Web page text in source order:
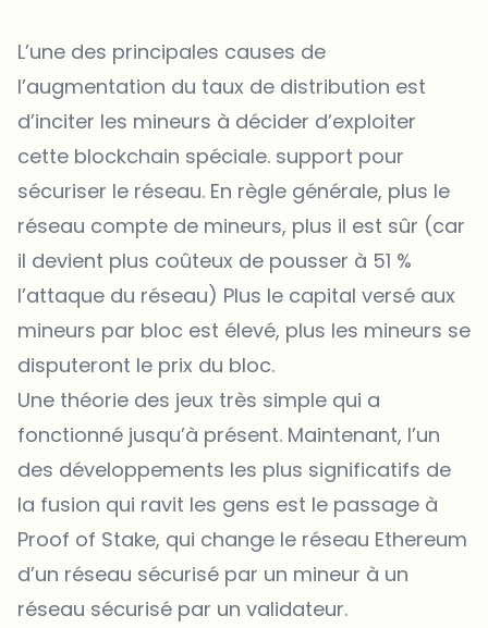
L’une des principales causes de
l’augmentation du taux de distribution est
d’inciter les mineurs à décider d’exploiter
cette blockchain spéciale. support pour
sécuriser le réseau. En règle générale, plus le
réseau compte de mineurs, plus il est sûr (car
il devient plus coûteux de pousser à 51 %
l’attaque du réseau) Plus le capital versé aux
mineurs par bloc est élevé, plus les mineurs se
disputeront le prix du bloc.
Une théorie des jeux très simple qui a
fonctionné jusqu’à présent. Maintenant, l’un
des développements les plus significatifs de
la fusion qui ravit les gens est le passage à
Proof of Stake, qui change le réseau Ethereum
d’un réseau sécurisé par un mineur à un
réseau sécurisé par un validateur.